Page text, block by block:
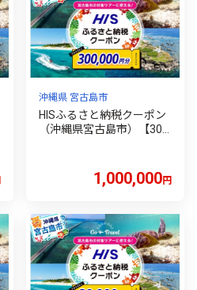
沖縄県 宮古島市
HISふるさと納税クーポン
（沖縄県宮古島市）【300,
1,000,000円